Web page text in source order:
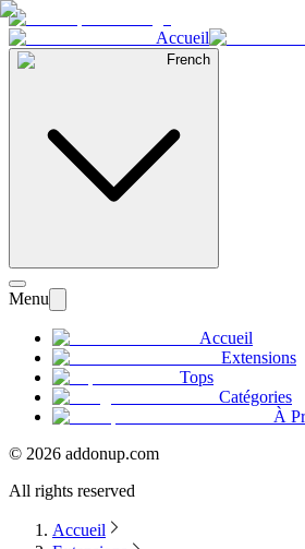
Accueil
French
Menu
Accueil
Extensions
Tops
Catégories
À
© 2026 addonup.com
All rights reserved
Accueil